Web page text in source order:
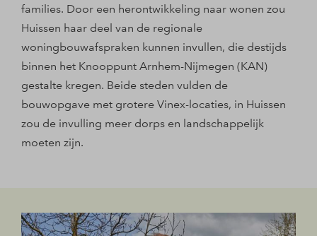
families. Door een herontwikkeling naar wonen zou
Huissen haar deel van de regionale
woningbouwafspraken kunnen invullen, die destijds
binnen het Knooppunt Arnhem-Nijmegen (KAN)
gestalte kregen. Beide steden vulden de
bouwopgave met grotere Vinex-locaties, in Huissen
zou de invulling meer dorps en landschappelijk
moeten zijn.